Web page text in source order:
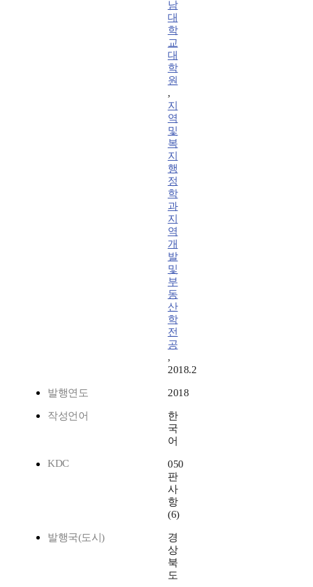
남
대
학
교
대
학
원
,
지
역
및
복
지
행
정
학
과
지
역
개
발
및
부
동
산
학
전
공
,
2018.2
발행연도 2018
작성언어
한
국
어
KDC
050
판
사
항
(6)
발행국(도시)
경
상
북
도